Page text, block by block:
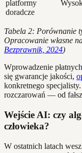
platformy
doradcze
Tabela 2: Porównanie
Opracowanie własne
Bezprawnik, 2024)
Wprowadzenie
się gwarancje jakości,
konkretnego
rozczarowań — od
Wejście AI: czy
człowieka?
W ostatnich latach